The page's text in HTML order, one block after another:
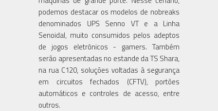
podemos destacar os modelos de nobreaks
denominados UPS Senno VT e a Linha
Senoidal, muito consumidos pelos adeptos
de jogos eletrônicos - gamers. Também
serão apresentadas no estande da TS Shara,
na rua C120, soluções voltadas à segurança
em circuitos fechados (CFTV), portões
automáticos e controles de acesso, entre
outros.